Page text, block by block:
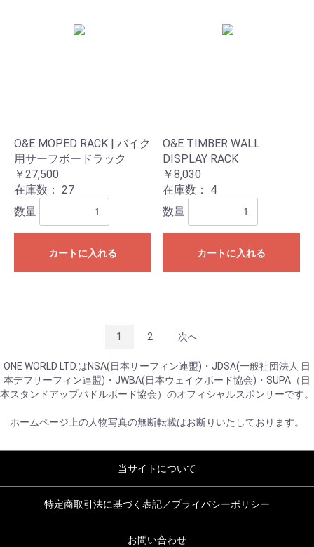
O&E MOPED RACK | バイク
用サーフボードラック
￥27,500
在庫数： 27
数量
カートに入れる
O&E TIMBER WALL
DISPLAY RACK
￥8,030
在庫数： 4
数量
カートに入れる
1 2 次へ
ONE WORLD LTD.はNSA(日本サーフィン連盟)・JDSA(一般社団法人 日
本デフサーフィン連盟)・JWBA(日本ウェイクボード協会)・SUPA（日
本スタンドアップパドルボード協会）のオフィシャルスポンサーです。
ホームページ上の人物写真の無断転載はお断りいたしております。
当サイトについて
特定商取引法に基づく表記／プライバシーポリシー
お問い合わせ